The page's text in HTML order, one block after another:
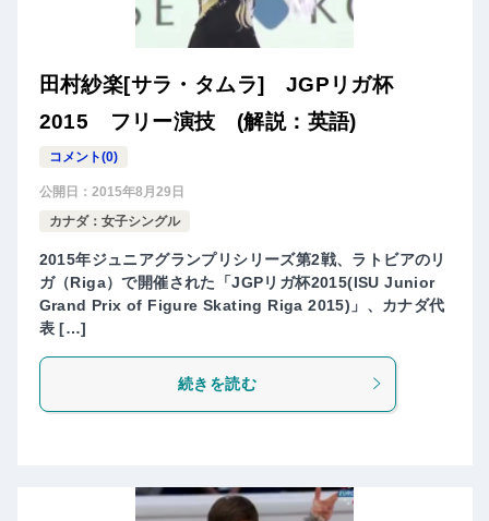
田村紗楽[サラ・タムラ] JGPリガ杯
2015 フリー演技 (解説：英語)
コメント(0)
公開日： 2015年8月29日
カナダ：女子シングル
2015年ジュニアグランプリシリーズ第2戦、ラトビアのリ
ガ（Riga）で開催された「JGPリガ杯2015(ISU Junior
Grand Prix of Figure Skating Riga 2015)」、カナダ代
表 […]
続きを読む